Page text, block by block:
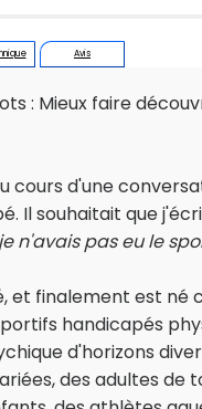
Avis
: Mieux faire
cours d'une
Il souhaitait que
je n'avais pas eu le
et finalement est né
handicapés
d'horizons
des adultes de